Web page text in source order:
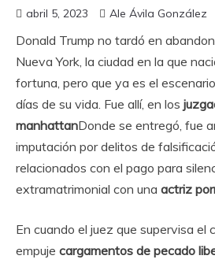
abril 5, 2023 Ale Ávila González
Donald Trump no tardó en
Nueva York, la ciudad en la que
fortuna, pero que ya es el
días de su vida. Fue allí, en los
manhattanDonde se entregó, fue
imputación por delitos de
relacionados con el pago para
extramatrimonial con una actriz
En cuando el juez que supervisa el
empuje cargamentos de pecado